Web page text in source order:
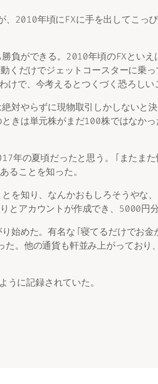
2010年頃にFXに手を出してこっ
負ができる。2010年頃のFXとい
だけでジェットコースターに乗
で、今考えるとつくづく恐ろしい
対やらずに現物取引しかしないと
きは単元株がまだ100株ではなか
の夏頃だったと思う。「またま
ることを知った。
を知り、なんかおもしろそうや
アカウントが作成でき、5000円
始めた。有名な「寝てるだけでお
。他の通貨も軒並み上がってお
に記録されていた。